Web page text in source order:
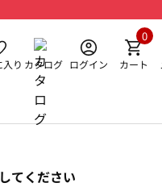
入り カタログ ログイン カート
0
てください